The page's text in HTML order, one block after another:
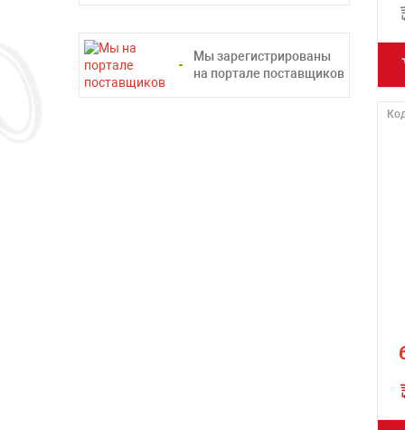
Мы зарегистрированы
на портале поставщиков